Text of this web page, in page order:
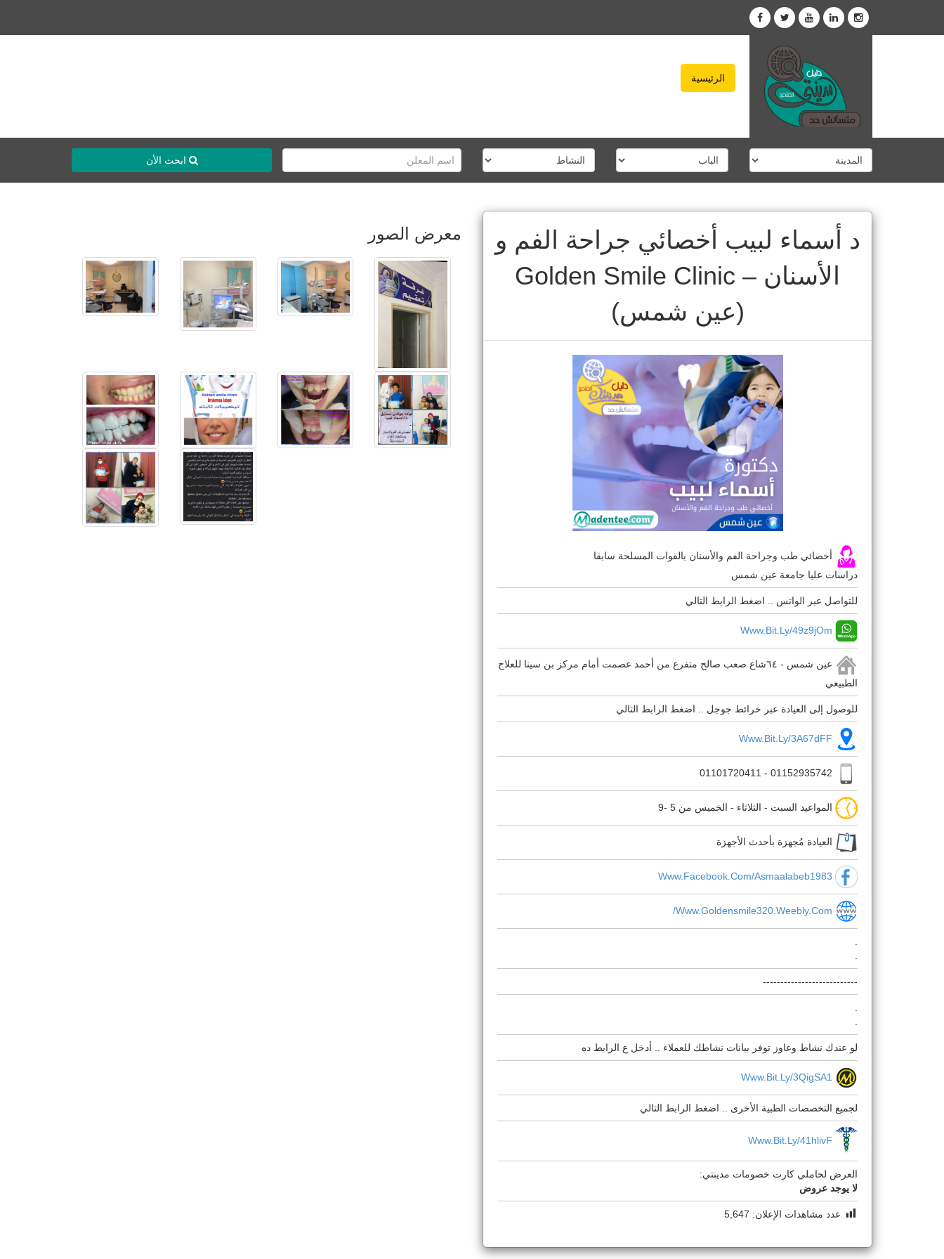
الرئيسية
ابحث الأن
د أسماء لبيب أخصائي جراحة الفم و
الأسنان – Golden Smile Clinic
(عين شمس)
أخصائي طب وجراحة الفم والأسنان بالقوات المسلحة سابقا
دراسات عليا جامعة عين شمس
للتواصل عبر الواتس .. اضغط الرابط التالي
Www.bit.ly/49z9jOm
عين شمس - ٦٤شاع صعب صالح متفرع من أحمد عصمت أمام مركز بن سينا للعلاج
الطبيعي
للوصول إلى العيادة عبر خرائط جوجل .. اضغط الرابط التالي
Www.bit.ly/3A67dFF
المواعيد السبت - الثلاثاء - الخميس من 5 -9
العيادة مُجهزة بأحدث الأجهزة
Www.facebook.com/asmaalabeb1983
Www.goldensmile320.weebly.com/
---------------------------
لو عندك نشاط وعاوز توفر بيانات نشاطك للعملاء .. أدخل ع الرابط ده
Www.bit.ly/3QigSA1
لجميع التخصصات الطبية الأخرى .. اضغط الرابط التالي
Www.bit.ly/41hlivF
العرض لحاملي كارت خصومات مدينتي:
لا يوجد عروض
عدد مشاهدات الإعلان: 5,647
معرض الصور